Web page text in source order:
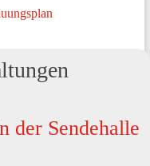
der Sendehalle